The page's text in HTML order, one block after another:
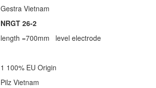
Gestra Vietnam
NRGT 26-2
length =700mm level electrode
1 100% EU Origin
Pilz Vietnam